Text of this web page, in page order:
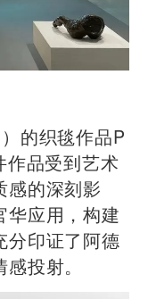
的织毯作品P
品受到艺术
感的深刻影
华应用，构建
分印证了阿德
投射。